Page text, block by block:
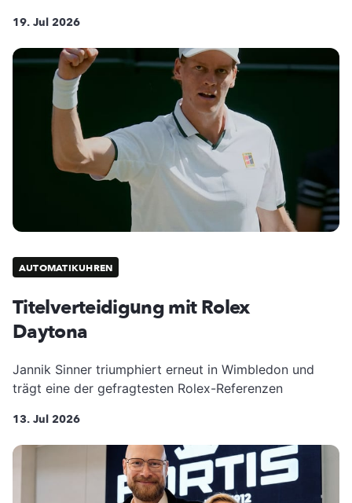
19. Jul 2026
AUTOMATIKUHREN
Titelverteidigung mit Rolex
Daytona
Jannik Sinner triumphiert erneut in Wimbledon und
trägt eine der gefragtesten Rolex-Referenzen
13. Jul 2026